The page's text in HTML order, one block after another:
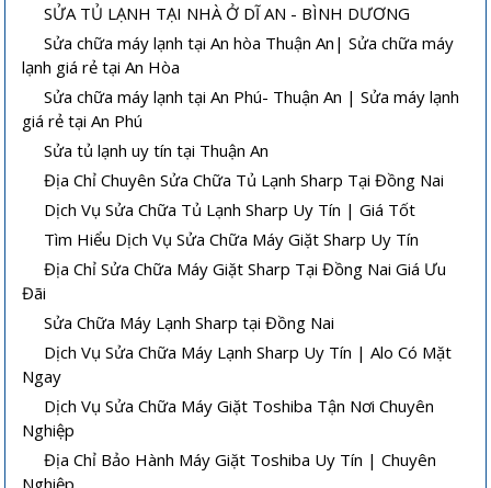
SỬA TỦ LẠNH TẠI NHÀ Ở DĨ AN - BÌNH DƯƠNG
Sửa chữa máy lạnh tại An hòa Thuận An| Sửa chữa máy
lạnh giá rẻ tại An Hòa
Sửa chữa máy lạnh tại An Phú- Thuận An | Sửa máy lạnh
giá rẻ tại An Phú
Sửa tủ lạnh uy tín tại Thuận An
Địa Chỉ Chuyên Sửa Chữa Tủ Lạnh Sharp Tại Đồng Nai
Dịch Vụ Sửa Chữa Tủ Lạnh Sharp Uy Tín | Giá Tốt
Tìm Hiểu Dịch Vụ Sửa Chữa Máy Giặt Sharp Uy Tín
Địa Chỉ Sửa Chữa Máy Giặt Sharp Tại Đồng Nai Giá Ưu
Đãi
Sửa Chữa Máy Lạnh Sharp tại Đồng Nai
Dịch Vụ Sửa Chữa Máy Lạnh Sharp Uy Tín | Alo Có Mặt
Ngay
Dịch Vụ Sửa Chữa Máy Giặt Toshiba Tận Nơi Chuyên
Nghiệp
Địa Chỉ Bảo Hành Máy Giặt Toshiba Uy Tín | Chuyên
Nghiệp